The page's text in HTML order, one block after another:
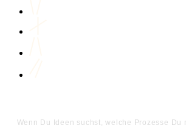
Wenn Du Ideen suchst, welche Prozesse